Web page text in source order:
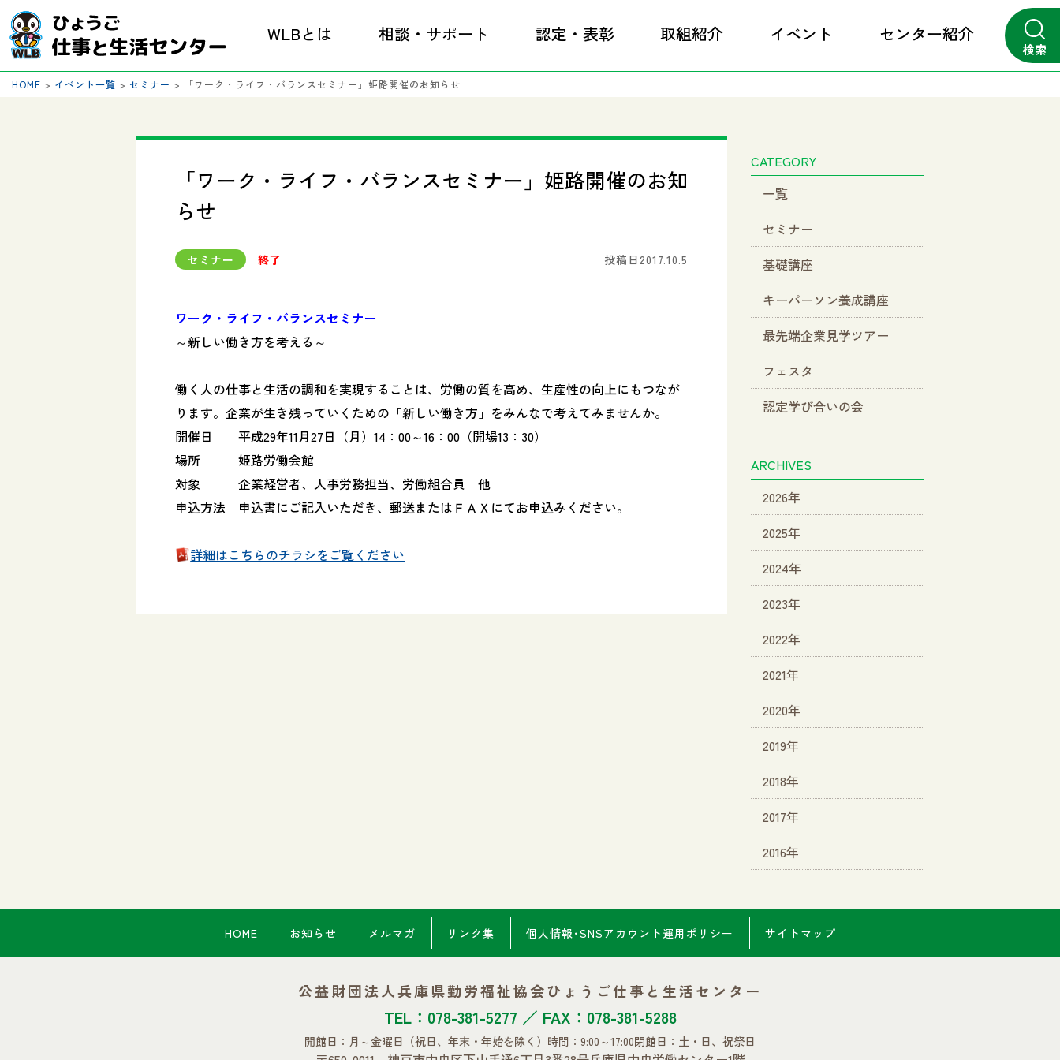
検索
WLBとは 相談・サポート 認定・表彰 取組紹介 イベント センター紹介
HOME > イベント一覧 > セミナー > 「ワーク・ライフ・バランスセミナー」姫路開催のお知らせ
「ワーク・ライフ・バランスセミナー」姫路開催のお知
らせ
セミナー 終了 投稿日2017.10.5
ワーク・ライフ・バランスセミナー
～新しい働き方を考える～
働く人の仕事と生活の調和を実現することは、労働の質を高め、生産性の向上にもつなが
ります。企業が生き残っていくための「新しい働き方」をみんなで考えてみませんか。
開催日 平成29年11月27日（月）14：00～16：00（開場13：30）
場所 姫路労働会館
対象 企業経営者、人事労務担当、労働組合員 他
申込方法 申込書にご記入いただき、郵送またはＦＡＸにてお申込みください。
詳細はこちらのチラシをご覧ください
CATEGORY
一覧
セミナー
基礎講座
キーパーソン養成講座
最先端企業見学ツアー
フェスタ
認定学び合いの会
ARCHIVES
2026年
2025年
2024年
2023年
2022年
2021年
2020年
2019年
2018年
2017年
2016年
HOME お知らせ メルマガ リンク集 個人情報･SNSアカウント 運用ポリシー サイトマップ
公益財団法人兵庫県勤労福祉協会ひょうご仕事と生活センター
TEL：078-381-5277 ／ FAX：078-381-5288
開館日：月～金曜日 （祝日、年末・年始を除く） 時間：9:00～17:00閉館日：土・日、祝祭日